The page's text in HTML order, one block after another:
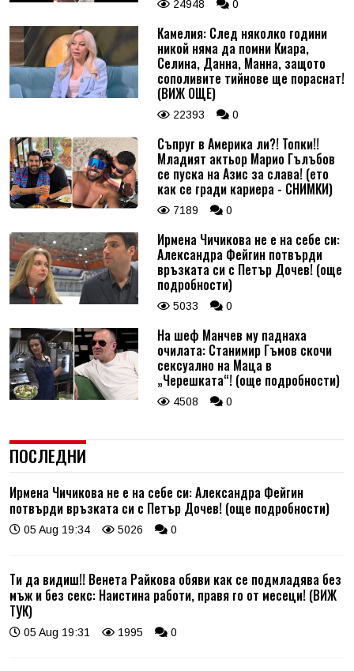
24948 0
Камелия: След няколко години
никой няма да помни Киара,
Селина, Данна, Манна, защото
сополивите тийнове ще пораснат!
(ВИЖ ОЩЕ)
22393 0
Съпруг в Америка ли?! Топки!!
Младият актьор Марио Гълъбов
се пуска на Азис за слава! (ето
как се гради кариера - СНИМКИ)
7189 0
Ирмена Чичикова не е на себе си:
Александра Фейгин потвърди
връзката си с Петър Дочев! (още
подробности)
5033 0
На шеф Манчев му паднаха
очилата: Станимир Гъмов скочи
сексуално на Маца в
„Черешката“! (още подробности)
4508 0
ПОСЛЕДНИ
Ирмена Чичикова не е на себе си: Александра Фейгин
потвърди връзката си с Петър Дочев! (още подробности)
05 Aug 19:34 5026 0
Ти да видиш!! Венета Райкова обяви как се подмладява без
мъж и без секс: Наистина работи, правя го от месеци! (ВИЖ
ТУК)
05 Aug 19:31 1995 0